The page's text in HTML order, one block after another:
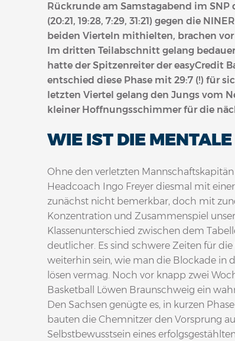
Rückrunde am Samstagabend im
(20:21, 19:28, 7:29, 31:21) gegen die
beiden Vierteln mithielten, brachen
Im dritten Teilabschnitt gelang
hatte der Spitzenreiter der easyCredit
entschied diese Phase mit 29:7 (!) für
letzten Viertel gelang den Jungs vom
kleiner Hoffnungsschimmer für die
WIE IST DIE
Ohne den verletzten
Headcoach Ingo Freyer diesmal mit
zunächst nicht bemerkbar, doch mit
Konzentration und Zusammenspiel
Klassenunterschied zwischen dem
deutlicher. Es sind schwere Zeiten für
weiterhin sein, wie man die Blockade in
lösen vermag. Noch vor knapp zwei
Basketball Löwen Braunschweig ein
Den Sachsen genügte es, in kurzen
bauten die Chemnitzer den Vorsprung
Selbstbewusstsein eines